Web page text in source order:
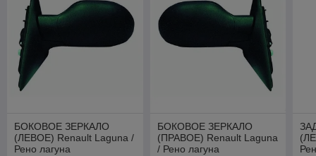
БОКОВОЕ ЗЕРКАЛО
(ЛЕВОЕ) Renault Laguna /
Рено лагуна
БОКОВОЕ ЗЕРКАЛО
(ПРАВОЕ) Renault Laguna
/ Рено лагуна